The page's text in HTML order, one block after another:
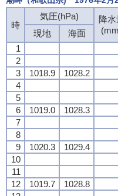
時
気圧(hPa)
降水
現地
海面
1
2
3
1018.9 1028.2
4
5
6
1019.0 1028.3
7
8
9
1020.3 1029.4
10
11
12
1019.7 1028.8